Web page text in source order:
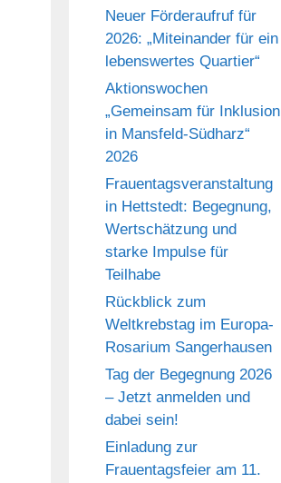
Neuer Förderaufruf für
2026: „Miteinander für ein
lebenswertes Quartier“
Aktionswochen
„Gemeinsam für Inklusion
in Mansfeld-Südharz“
2026
Frauentagsveranstaltung
in Hettstedt: Begegnung,
Wertschätzung und
starke Impulse für
Teilhabe
Rückblick zum
Weltkrebstag im Europa-
Rosarium Sangerhausen
Tag der Begegnung 2026
– Jetzt anmelden und
dabei sein!
Einladung zur
Frauentagsfeier am 11.